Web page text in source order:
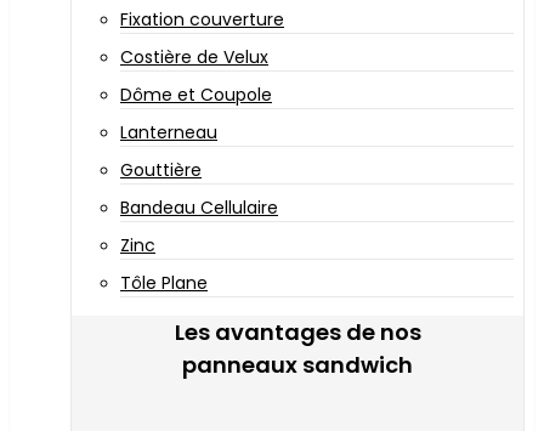
Fixation couverture
Costière de Velux
Dôme et Coupole
Lanterneau
Gouttière
Bandeau Cellulaire
Zinc
Tôle Plane
Les avantages de nos
panneaux sandwich